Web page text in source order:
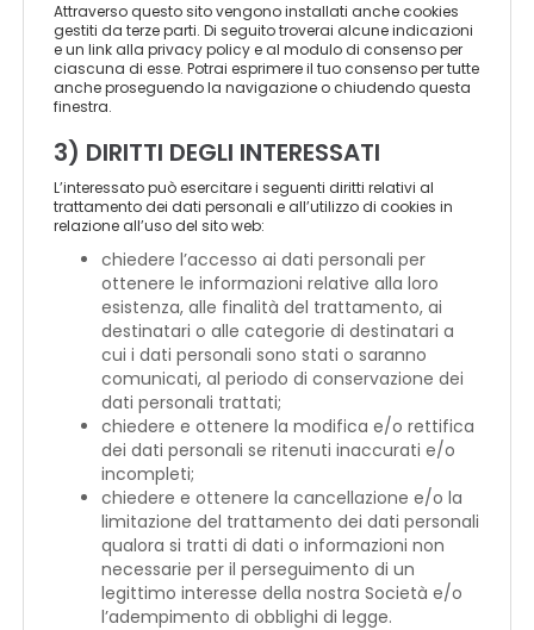
Attraverso questo sito vengono installati anche cookies
gestiti da terze parti. Di seguito troverai alcune indicazioni
e un link alla privacy policy e al modulo di consenso per
ciascuna di esse. Potrai esprimere il tuo consenso per tutte
anche proseguendo la navigazione o chiudendo questa
finestra.
3) DIRITTI DEGLI INTERESSATI
L’interessato può esercitare i seguenti diritti relativi al
trattamento dei dati personali e all’utilizzo di cookies in
relazione all’uso del sito web:
chiedere l’accesso ai dati personali per
ottenere le informazioni relative alla loro
esistenza, alle finalità del trattamento, ai
destinatari o alle categorie di destinatari a
cui i dati personali sono stati o saranno
comunicati, al periodo di conservazione dei
dati personali trattati;
chiedere e ottenere la modifica e/o rettifica
dei dati personali se ritenuti inaccurati e/o
incompleti;
chiedere e ottenere la cancellazione e/o la
limitazione del trattamento dei dati personali
qualora si tratti di dati o informazioni non
necessarie per il perseguimento di un
legittimo interesse della nostra Società e/o
l’adempimento di obblighi di legge.